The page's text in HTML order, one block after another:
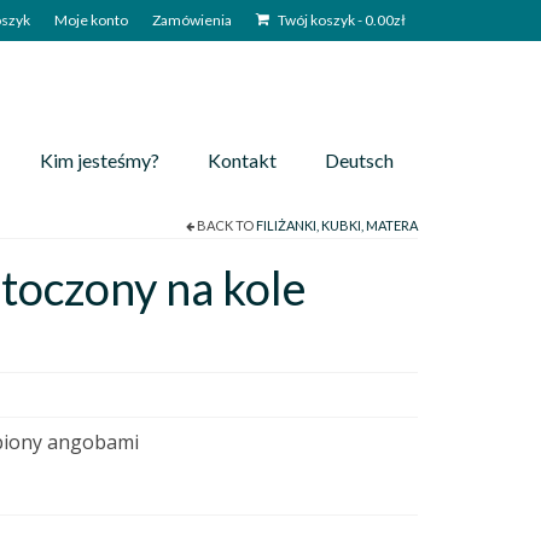
Moje konto Zamówienia Twój koszyk-0.00zł
Kim jesteśmy? Kontakt Deutsch
BACK TOFILIŻANKI, KUBKI, MATERA
na kole
angobami